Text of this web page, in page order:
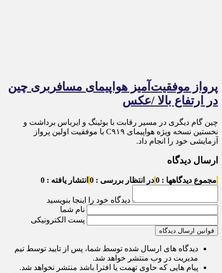
پرواز موفقیت‌آمیز هواپیمای مسافربری چین
در ارتفاع بالا /عکس
چین گام دیگری در مسیر رقابت با بوئینگ و ایرباس برداشت و
نخستین نسخه ویژه هواپیمای C۹۱۹ با موفقیت اولین پرواز
آزمایشی خود را انجام داد.
ارسال دیدگاه
مجموع دیدگاهها : 0 در انتظار بررسی : 0 انتشار یافته : 0
دیدگاه خود را اینجا بنویسید
نام شما
پست الکترونیکی
قوانین ارسال دیدگاه
دیدگاه های ارسال شده توسط شما، پس از تایید توسط تیم
مدیریت در وب منتشر خواهد شد.
پیام هایی که حاوی تهمت یا افترا باشد منتشر نخواهد شد.